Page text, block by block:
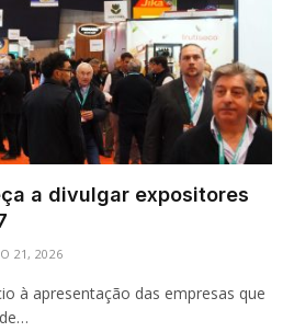
a divulgar expositores
21, 2026
à apresentação das empresas que